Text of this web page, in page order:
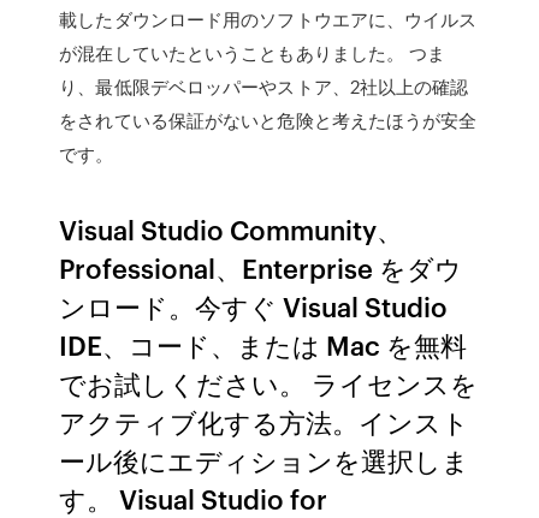
載したダウンロード用のソフトウエアに、ウイルス
が混在していたということもありました。 つま
り、最低限デベロッパーやストア、2社以上の確認
をされている保証がないと危険と考えたほうが安全
です。
Visual Studio Community、
Professional、Enterprise をダウ
ンロード。今すぐ Visual Studio
IDE、コード、または Mac を無料
でお試しください。 ライセンスを
アクティブ化する方法。インスト
ール後にエディションを選択しま
す。 Visual Studio for